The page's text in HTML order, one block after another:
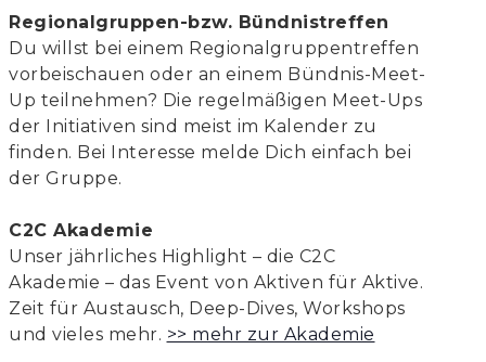
Regionalgruppen-bzw. Bündnistreffen
Du willst bei einem Regionalgruppentreffen
vorbeischauen oder an einem Bündnis-Meet-
Up teilnehmen? Die regelmäßigen Meet-Ups
der Initiativen sind meist im Kalender zu
finden. Bei Interesse melde Dich einfach bei
der Gruppe.
C2C Akademie
Unser jährliches Highlight – die C2C
Akademie – das Event von Aktiven für Aktive.
Zeit für Austausch, Deep-Dives, Workshops
und vieles mehr. >> mehr zur Akademie